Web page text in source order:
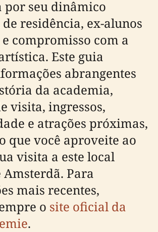
por seu dinâmico
residência, ex-alunos
compromisso com a
Este guia
abrangentes
da academia,
visita, ingressos,
e atrações próximas,
que você aproveite ao
visita a este local
Para
mais recentes,
o site oficial da
.